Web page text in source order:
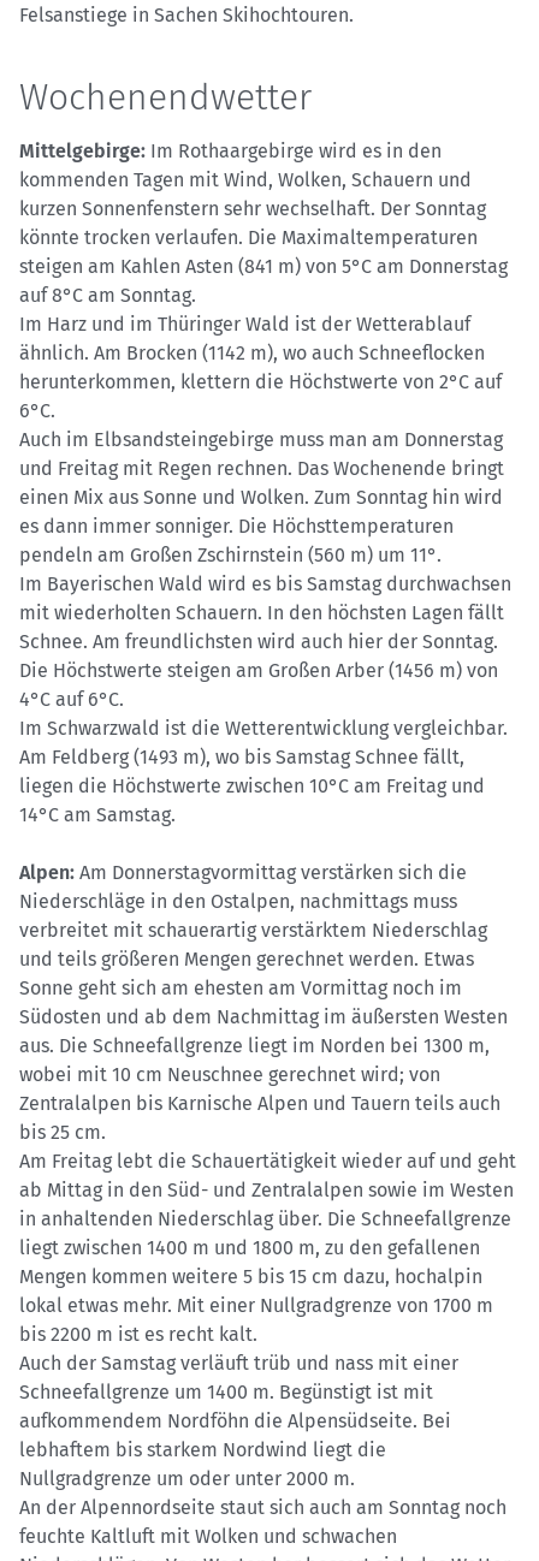
Felsanstiege in Sachen Skihochtouren.
Wochenendwetter
Mittelgebirge: Im Rothaargebirge wird es in den
kommenden Tagen mit Wind, Wolken, Schauern und
kurzen Sonnenfenstern sehr wechselhaft. Der Sonntag
könnte trocken verlaufen. Die Maximaltemperaturen
steigen am Kahlen Asten (841 m) von 5°C am Donnerstag
auf 8°C am Sonntag.
Im Harz und im Thüringer Wald ist der Wetterablauf
ähnlich. Am Brocken (1142 m), wo auch Schneeflocken
herunterkommen, klettern die Höchstwerte von 2°C auf
6°C.
Auch im Elbsandsteingebirge muss man am Donnerstag
und Freitag mit Regen rechnen. Das Wochenende bringt
einen Mix aus Sonne und Wolken. Zum Sonntag hin wird
es dann immer sonniger. Die Höchsttemperaturen
pendeln am Großen Zschirnstein (560 m) um 11°.
Im Bayerischen Wald wird es bis Samstag durchwachsen
mit wiederholten Schauern. In den höchsten Lagen fällt
Schnee. Am freundlichsten wird auch hier der Sonntag.
Die Höchstwerte steigen am Großen Arber (1456 m) von
4°C auf 6°C.
Im Schwarzwald ist die Wetterentwicklung vergleichbar.
Am Feldberg (1493 m), wo bis Samstag Schnee fällt,
liegen die Höchstwerte zwischen 10°C am Freitag und
14°C am Samstag.
Alpen: Am Donnerstagvormittag verstärken sich die
Niederschläge in den Ostalpen, nachmittags muss
verbreitet mit schauerartig verstärktem Niederschlag
und teils größeren Mengen gerechnet werden. Etwas
Sonne geht sich am ehesten am Vormittag noch im
Südosten und ab dem Nachmittag im äußersten Westen
aus. Die Schneefallgrenze liegt im Norden bei 1300 m,
wobei mit 10 cm Neuschnee gerechnet wird; von
Zentralalpen bis Karnische Alpen und Tauern teils auch
bis 25 cm.
Am Freitag lebt die Schauertätigkeit wieder auf und geht
ab Mittag in den Süd- und Zentralalpen sowie im Westen
in anhaltenden Niederschlag über. Die Schneefallgrenze
liegt zwischen 1400 m und 1800 m, zu den gefallenen
Mengen kommen weitere 5 bis 15 cm dazu, hochalpin
lokal etwas mehr. Mit einer Nullgradgrenze von 1700 m
bis 2200 m ist es recht kalt.
Auch der Samstag verläuft trüb und nass mit einer
Schneefallgrenze um 1400 m. Begünstigt ist mit
aufkommendem Nordföhn die Alpensüdseite. Bei
lebhaftem bis starkem Nordwind liegt die
Nullgradgrenze um oder unter 2000 m.
An der Alpennordseite staut sich auch am Sonntag noch
feuchte Kaltluft mit Wolken und schwachen